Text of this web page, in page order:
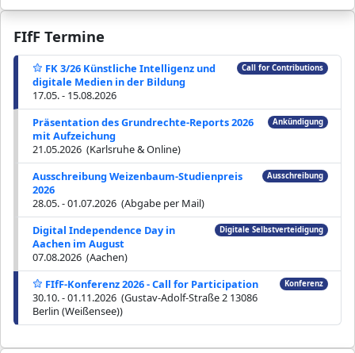
FIfF Termine
FK 3/26 Künstliche Intelligenz und
digitale Medien in der Bildung
17.05. - 15.08.2026
Call for Contributions
Präsentation des Grundrechte-Reports 2026
mit Aufzeichung
21.05.2026 (Karlsruhe & Online)
Ankündigung
Ausschreibung Weizenbaum-Studienpreis
2026
28.05. - 01.07.2026 (Abgabe per Mail)
Ausschreibung
Digital Independence Day in
Aachen im August
07.08.2026 (Aachen)
Digitale Selbstverteidigung
FIfF-Konferenz 2026 - Call for Participation
30.10. - 01.11.2026 (Gustav-Adolf-Straße 2 13086
Berlin (Weißensee))
Konferenz